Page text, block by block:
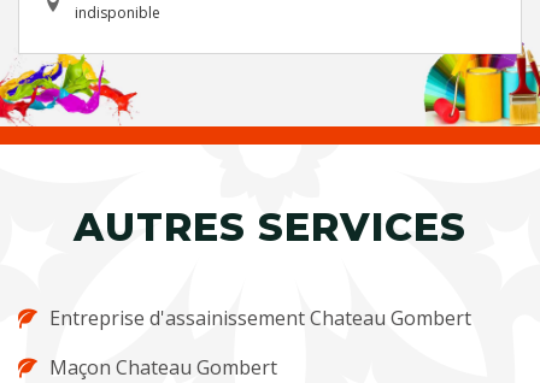
indisponible
AUTRES SERVICES
Entreprise d'assainissement Chateau Gombert
Maçon Chateau Gombert